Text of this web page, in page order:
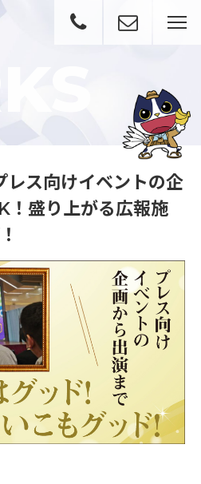
【イベントPR】プレス向けイベントの企画から出演までOK！盛り上がる広報施策もワンストップ！｜実績紹介
レス向けイベントの企
！盛り上がる広報施